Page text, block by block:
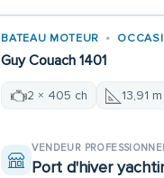
BATEAU MOTEUR
Guy Couach 1401
2 × 405 ch 13,91
VENDEUR
Port d'hiver